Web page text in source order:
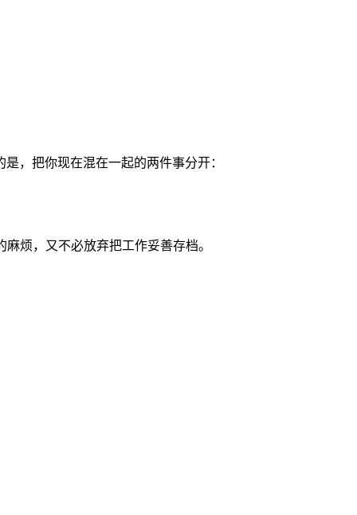
，把你现在混在一起的两件事分开：
烦，又不必放弃把工作妥善存档。